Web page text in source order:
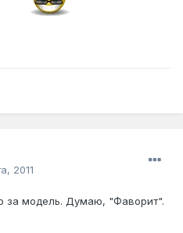
2011
за модель. Думаю, "Фаворит".